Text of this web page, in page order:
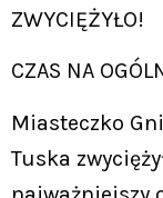
ZWYCIĘŻYŁO!
CZAS NA
Miasteczko
Tuska